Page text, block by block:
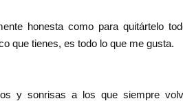
honesta como para quitártelo
que tienes, es todo lo que me gusta.
y sonrisas a los que siempre